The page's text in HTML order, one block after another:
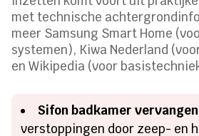
met technische
meer Samsung Smart Home
systemen), Kiwa Nederland
en Wikipedia (voor
Sifon badkamer vervangen
verstoppingen door zeep- en